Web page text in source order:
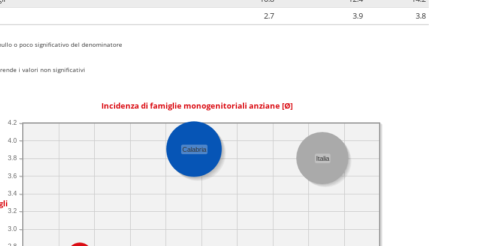
2.7 3.9 3.8
o poco significativo del denominatore
i valori non significativi
Incidenza di famiglie monogenitoriali anziane [Ø]
3.0
3.2
3.4
3.6
3.8
4.0
4.2
Calabria
Italia